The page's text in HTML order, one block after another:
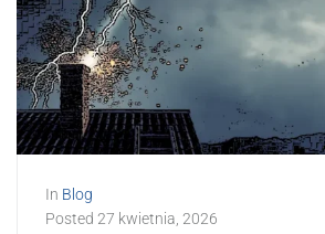
In Blog
Posted 27 kwietnia, 2026